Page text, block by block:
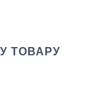
ТОВАРУ